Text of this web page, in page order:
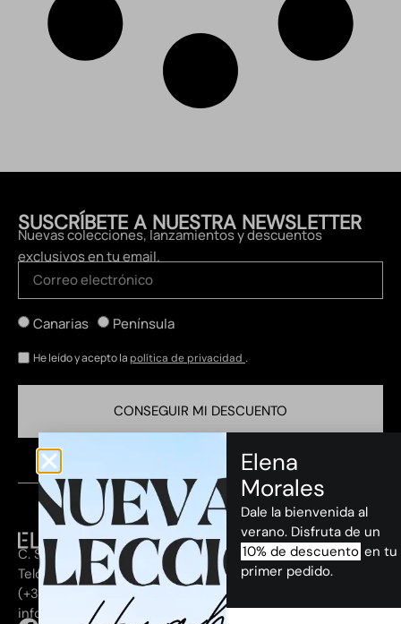
SUSCRÍBETE A NUESTRA NEWSLETTER
Nuevas colecciones, lanzamientos y descuentos
exclusivos en tu email.
Canarias Península
He leído y acepto lapolítica de privacidad .
CONSEGUIR MI DESCUENTO
C. Secretario Guedes Alemán, 28, 35200
Telde, Las Palmas
(+34) 660 355 272
info@elenamorales.es
Elena
Morales
Dale la bienvenida al
verano. Disfruta de un
10% de descuento en tu
primer pedido.